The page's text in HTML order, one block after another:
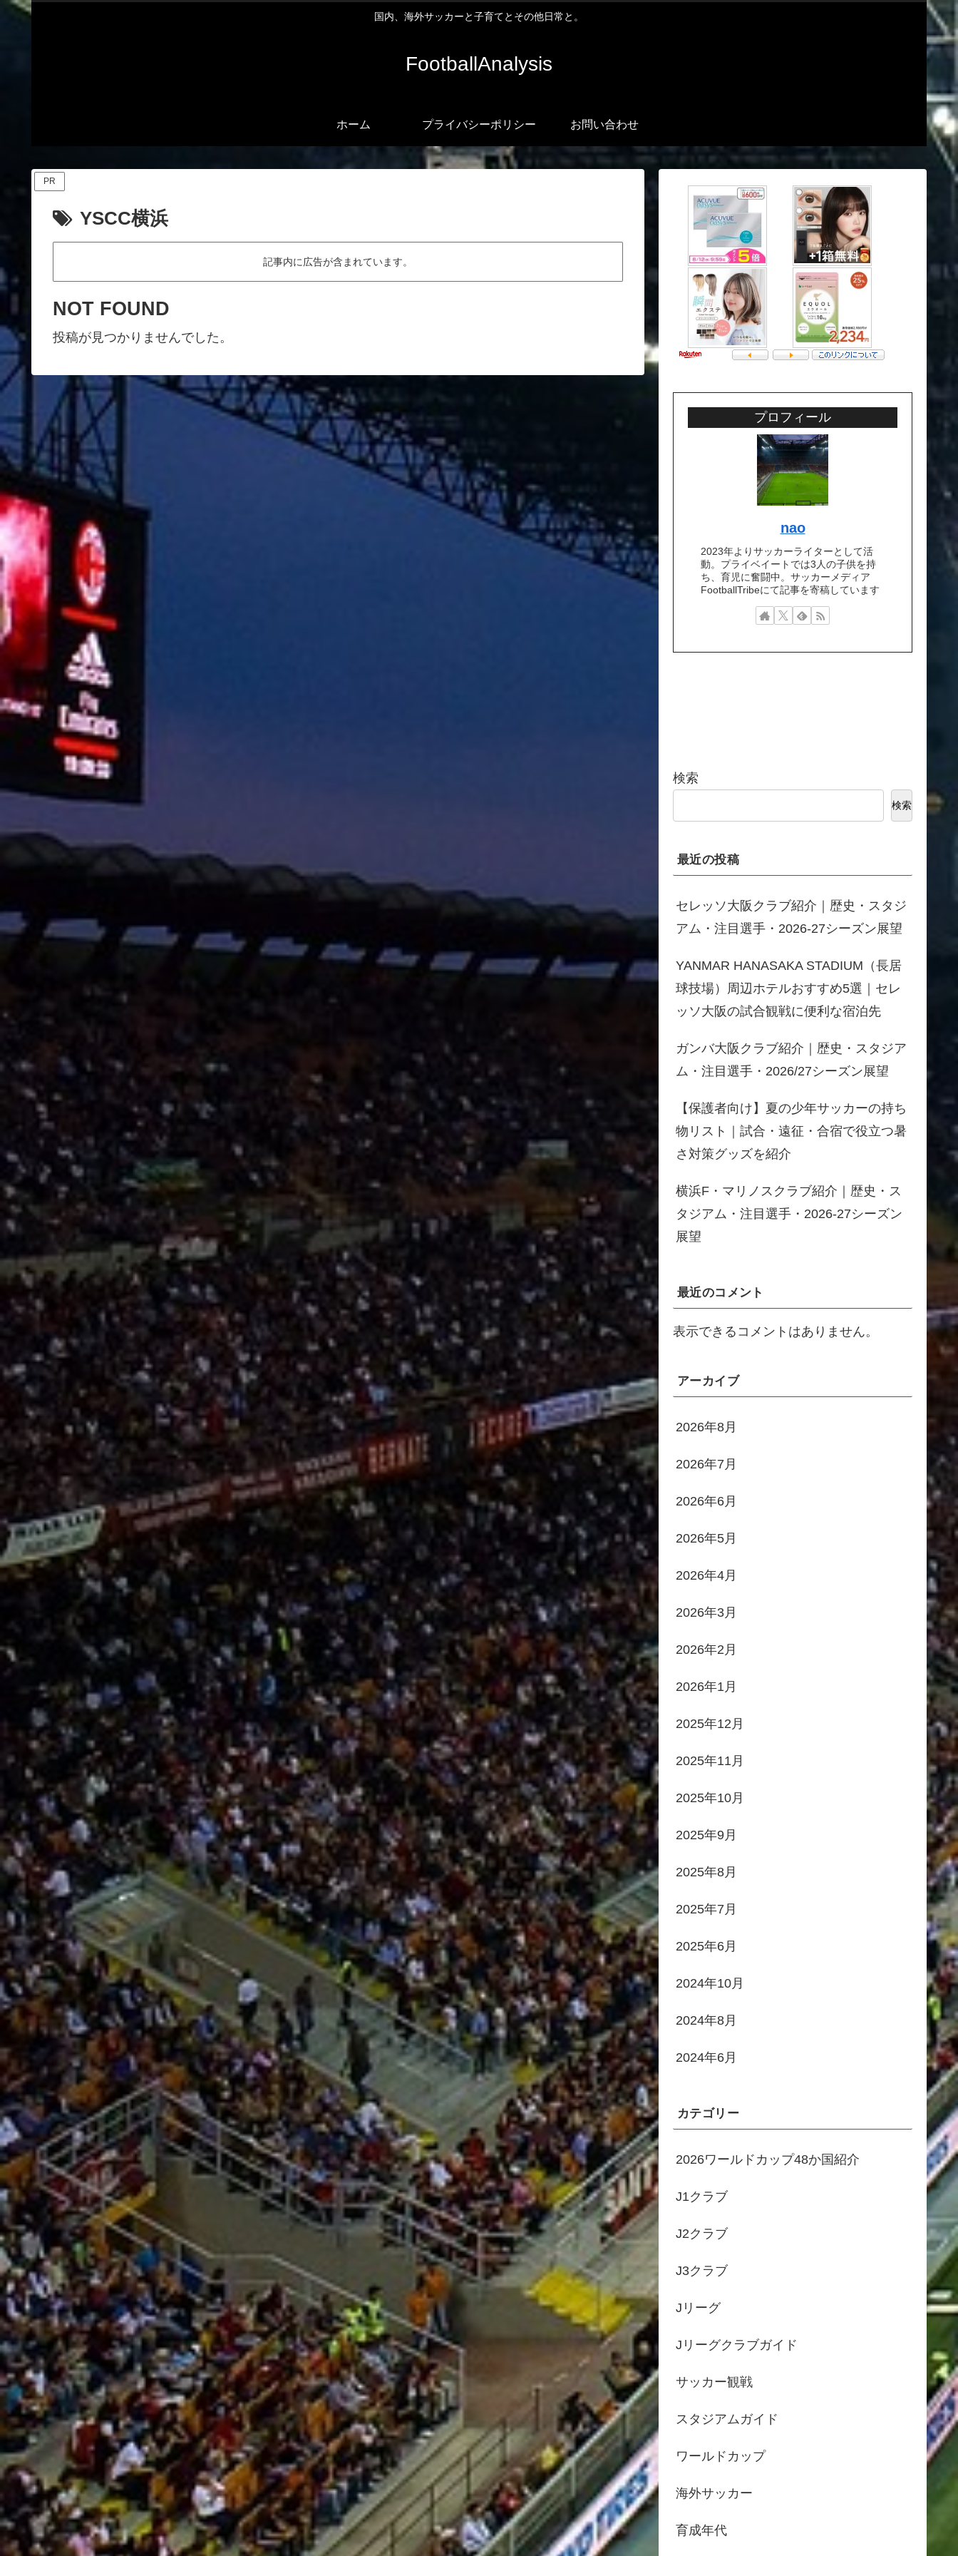
国内、海外サッカーと子育てとその他日常と。
FootballAnalysis
ホーム プライバシーポリシー お問い合わせ
PR
YSCC横浜
記事内に広告が含まれています。
NOT FOUND
投稿が見つかりませんでした。
プロフィール
nao
2023年よりサッカーライターとして活
動。プライベイートでは3人の子供を持
ち、育児に奮闘中。サッカーメディア
FootballTribeにて記事を寄稿しています
検索
検索
最近の投稿
セレッソ大阪クラブ紹介｜歴史・スタジ
アム・注目選手・2026-27シーズン展望
YANMAR HANASAKA STADIUM（長居
球技場）周辺ホテルおすすめ5選｜セレ
ッソ大阪の試合観戦に便利な宿泊先
ガンバ大阪クラブ紹介｜歴史・スタジア
ム・注目選手・2026/27シーズン展望
【保護者向け】夏の少年サッカーの持ち
物リスト｜試合・遠征・合宿で役立つ暑
さ対策グッズを紹介
横浜F・マリノスクラブ紹介｜歴史・ス
タジアム・注目選手・2026-27シーズン
展望
最近のコメント
表示できるコメントはありません。
アーカイブ
2026年8月
2026年7月
2026年6月
2026年5月
2026年4月
2026年3月
2026年2月
2026年1月
2025年12月
2025年11月
2025年10月
2025年9月
2025年8月
2025年7月
2025年6月
2024年10月
2024年8月
2024年6月
カテゴリー
2026ワールドカップ48か国紹介
J1クラブ
J2クラブ
J3クラブ
Jリーグ
Jリーグクラブガイド
サッカー観戦
スタジアムガイド
ワールドカップ
海外サッカー
育成年代